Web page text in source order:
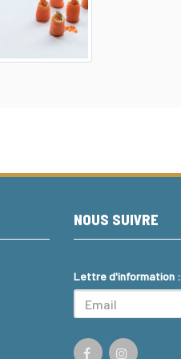
NOUS SUIVRE
Lettre d'information :